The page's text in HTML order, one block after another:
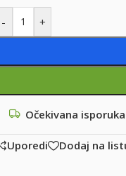
- +
Očekivana
Uporedi Dodaj na